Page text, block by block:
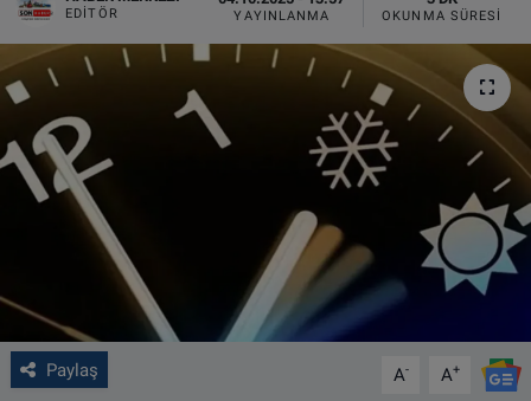
EDITÖR YAYINLANMA OKUNMA SÜRESI
Paylaş A- A+
BİLİM-TEKNOLOJİ
SAĞLIK
FOTO GALERİ
VIDEO GALERİ
ALGEMENE VOORWAARDEN
CONTACT
Çerez Politikası
Haber Arşivi